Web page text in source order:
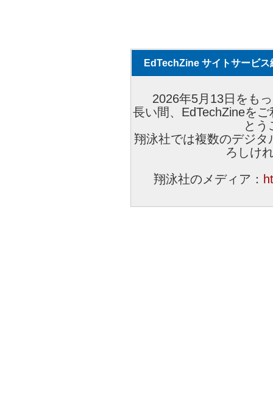
EdTechZine サイトサービス
2026年5月13日をも
長い間、EdTechZineを
とう
翔泳社では複数のデジ
ろしけ
翔泳社のメディア：